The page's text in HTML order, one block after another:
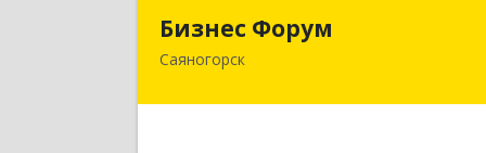
Бизнес Форум
Саяногорск
655603, Хакасия Респ, Саяногорск г,